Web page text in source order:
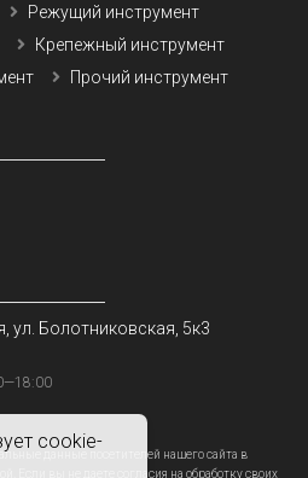
cookie-
ул. Болотниковская, 5к3
данные посетителей нашего сайта в
. Если вы не даете согласия на обработку своих
Режущий инструмент
Крепежный инструмент
Прочий инструмент